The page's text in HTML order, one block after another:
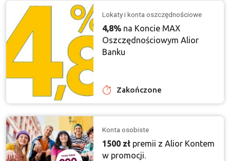
Lokaty i konta oszczędnościowe
4,8% na Koncie MAX
Oszczędnościowym Alior
Banku
Zakończone
Konta osobiste
1500 zł premii z Alior Kontem
w promocji.